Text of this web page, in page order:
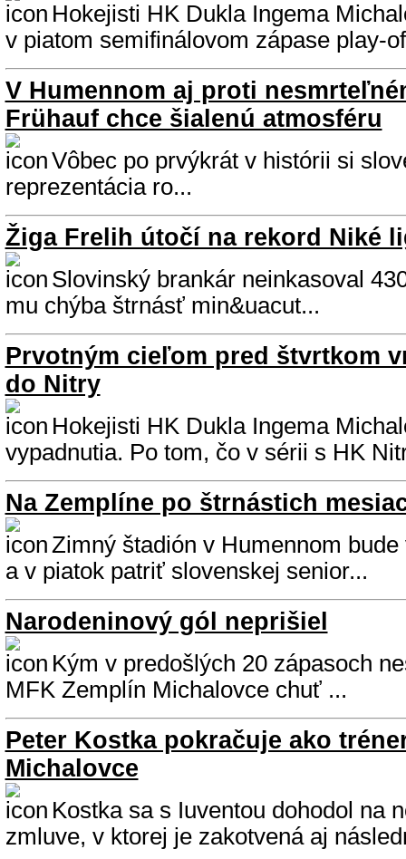
Hokejisti HK Dukla Ingema
v piatom semifinálovom zápase play-
V Humennom aj proti
Frühauf chce šialenú atmosféru
Vôbec po prvýkrát v histórii si
reprezentácia ro...
Žiga Frelih útočí na rekord Niké
Slovinský brankár neinkasoval
mu chýba štrnásť min&uacut...
Prvotným cieľom pred štvrtkom
do Nitry
Hokejisti HK Dukla Ingema
vypadnutia. Po tom, čo v sérii s HK
Na Zemplíne po štrnástich
Zimný štadión v Humennom bude
a v piatok patriť slovenskej senior...
Narodeninový gól neprišiel
Kým v predošlých 20 zápasoch
MFK Zemplín Michalovce chuť ...
Peter Kostka pokračuje ako
Michalovce
Kostka sa s Iuventou dohodol na
zmluve, v ktorej je zakotvená aj